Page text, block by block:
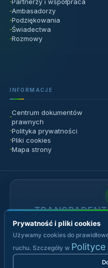
Prywatność i pliki cookies
Używamy cookies do
ruchu. Szczegóły w